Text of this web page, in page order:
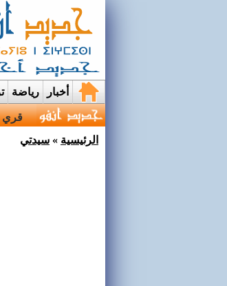
أخبار رياضة
الرئيسية » سيدتي